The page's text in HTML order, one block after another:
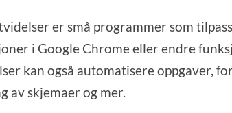
er små programmer som
i Google Chrome eller endre
kan også automatisere oppgaver,
av skjemaer og mer.